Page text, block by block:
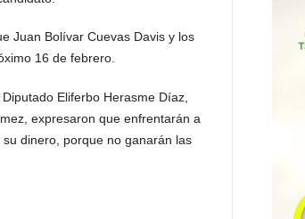
Juan Bolívar Cuevas Davis y los
16 de febrero.
Eliferbo Herasme Díaz,
expresaron que enfrentarán a
dinero, porque no ganarán las